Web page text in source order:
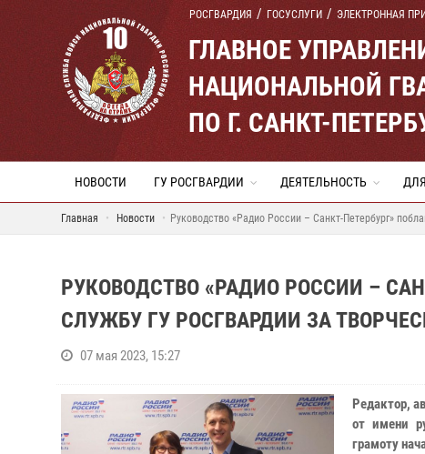
РОСГВАРДИЯ ГОСУСЛУГИ ЭЛЕКТРОННАЯ
ГЛАВНОЕ
НАЦИОНАЛЬНОЙ
ПО Г. САНКТ-
НОВОСТИ ГУ РОСГВАРДИИ ДЕЯТЕЛЬНОСТЬ
Главная Новости Руководство «Радио России – Санкт-Петербург»
РУКОВОДСТВО «РАДИО РОССИИ –
СЛУЖБУ ГУ РОСГВАРДИИ ЗА
07 мая 2023, 15:27
Редактор,
от имени
грамоту